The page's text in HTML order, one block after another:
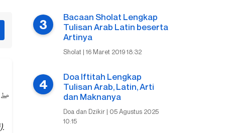
قۤ ۗوَالْقُرْاٰنِ الْمَجِيْدِ ۖ
Bacaan Sholat Lengkap
Tulisan Arab Latin beserta
Artinya
Sholat | 16 Maret 2019 18:32
Doa Iftitah Lengkap
Tulisan Arab, Latin, Arti
dan Maknanya
Doa dan Dzikir | 05 Agustus 2025
10:15